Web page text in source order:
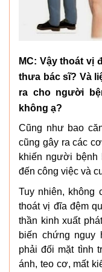
MC: Vậy thoát vị
thưa bác sĩ? Và
ra cho người
không ạ?
Cũng như bao
cũng gây ra các
khiến người bệnh
đến công việc và
Tuy nhiên,
thoát vị đĩa đệm
thần kinh xuất
biến chứng nguy
phải đối mặt tình
ánh, teo cơ, mất